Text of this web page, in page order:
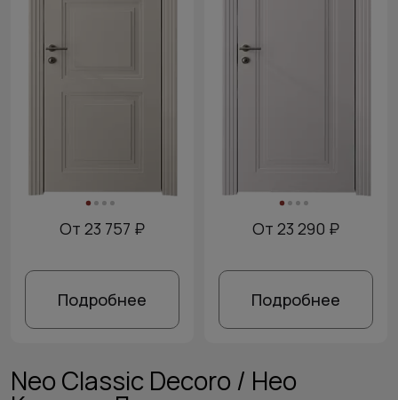
От 23 757 ₽
Подробнее
От 23 290 ₽
Подробнее
Neo Classic Decoro / Нео